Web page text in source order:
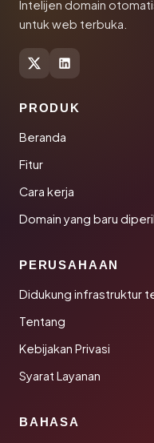
Intelijen domain
untuk web terbuka.
PRODUK
Beranda
Fitur
Cara kerja
Domain yang baru
PERUSAHAAN
Didukung infrastruktur
Tentang
Kebijakan Privasi
Syarat Layanan
BAHASA